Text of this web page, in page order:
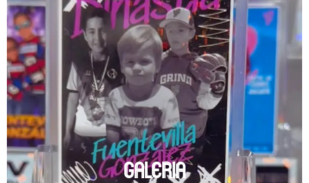
GALERIA